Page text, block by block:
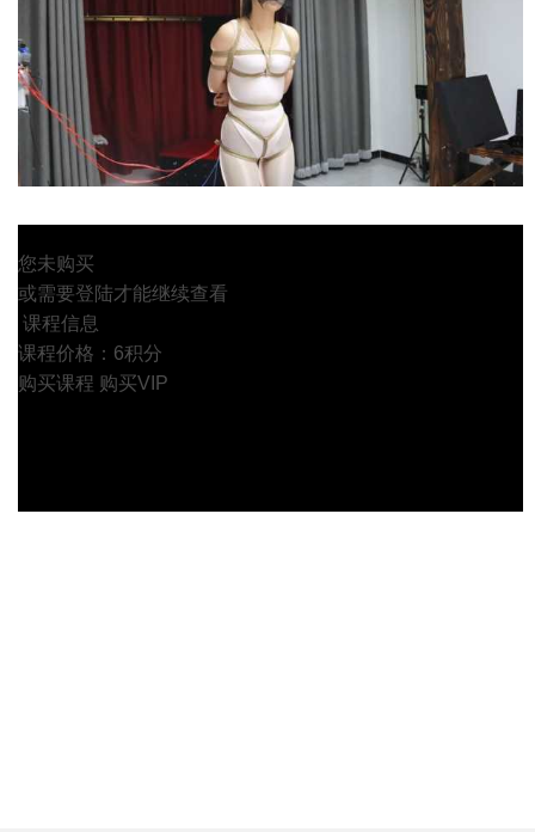
您未购买
或需要登陆才能继续查看
课程信息
课程价格：6积分
购买课程 购买VIP